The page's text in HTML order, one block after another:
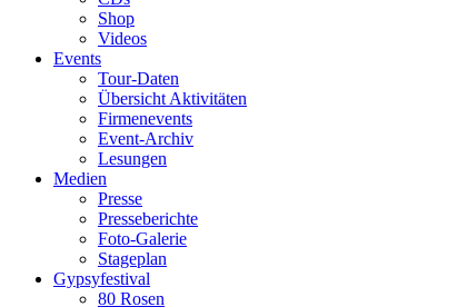
Shop
Videos
Events
Tour-Daten
Übersicht Aktivitäten
Firmenevents
Event-Archiv
Lesungen
Medien
Presse
Presseberichte
Foto-Galerie
Stageplan
Gypsyfestival
80 Rosen